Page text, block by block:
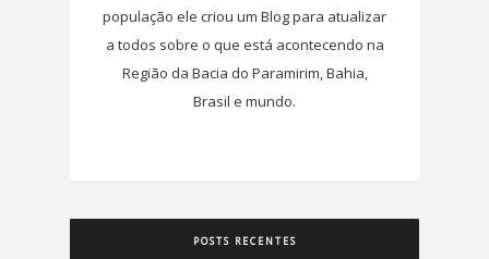
população ele criou um Blog para atualizar
a todos sobre o que está acontecendo na
Região da Bacia do Paramirim, Bahia,
Brasil e mundo.
POSTS RECENTES